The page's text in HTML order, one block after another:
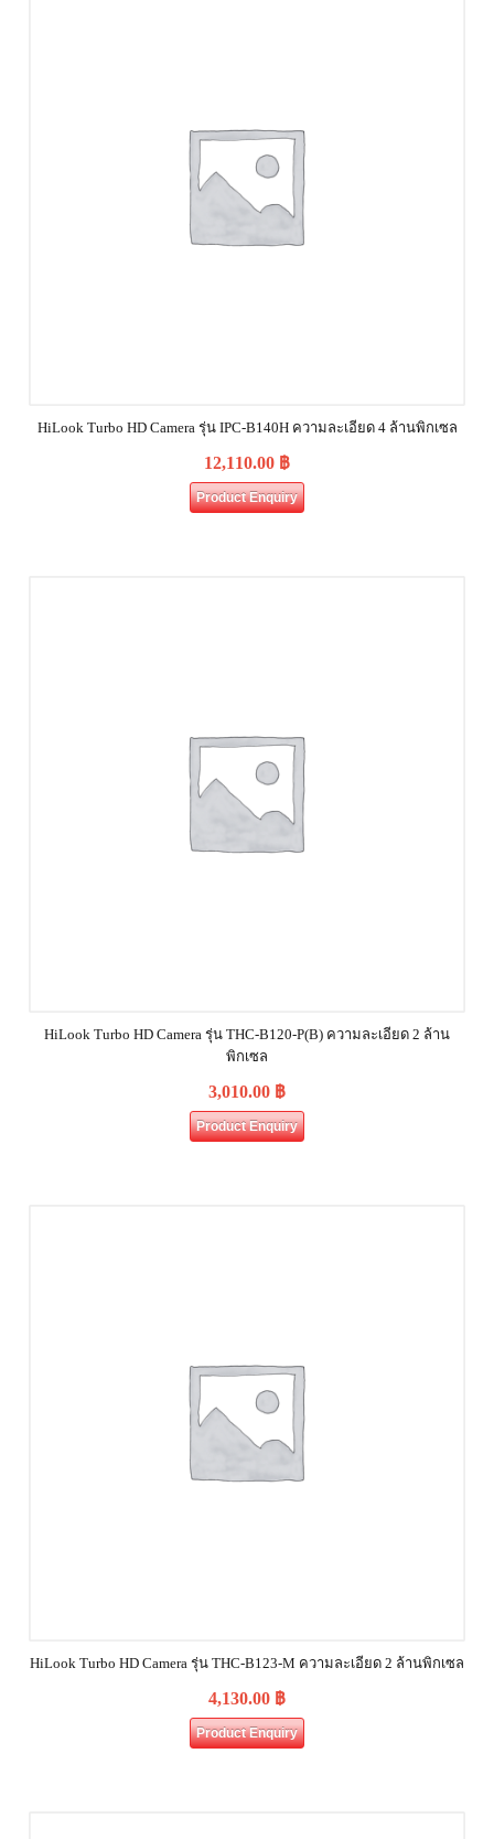
HiLook Turbo HD Camera รุ่น IPC-B140H ความละเอียด 4 ล้านพิกเซล
12,110.00 ฿
Product Enquiry
HiLook Turbo HD Camera รุ่น THC-B120-P(B) ความละเอียด 2 ล้าน
พิกเซล
3,010.00 ฿
Product Enquiry
HiLook Turbo HD Camera รุ่น THC-B123-M ความละเอียด 2 ล้านพิกเซล
4,130.00 ฿
Product Enquiry